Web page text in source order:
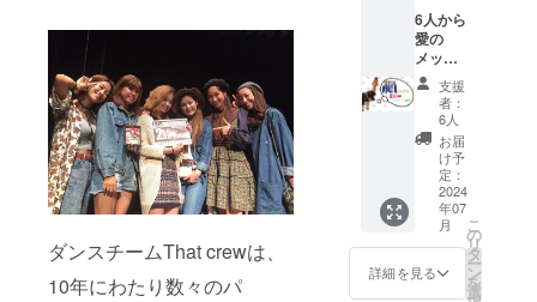
ダンスチームThat crewは、
10年にわたり数々のパ
16:00〜
18:00
・8/24
16:00〜
18:00
・8/31
16:00〜
18:00
万が一
希望日
程が
被った
場合は
支援者
6人から
愛の
メッ
セージ
動画
（15秒
動画を
お届け
しま
す！）
メール
にて動
画を添
付しま
す。
支援
者：
6人
お届
け予
定：
2024
年07
月
詳細を見る
こ
の
リ
タ
ー
ン
を
選